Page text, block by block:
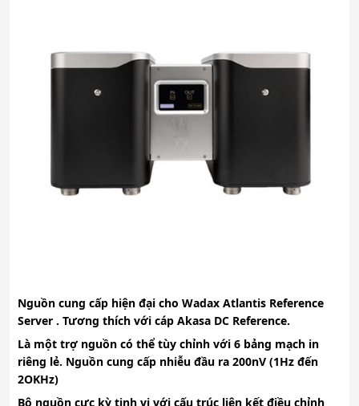
Nguồn cung cấp hiện đại cho Wadax Atlantis Reference
Server . Tương thích với cáp Akasa DC Reference.
Là một trợ nguồn có thể tùy chỉnh với 6 bảng mạch in
riêng lẻ. Nguồn cung cấp nhiễu đầu ra 200nV (1Hz đến
2OKHz)
Bộ nguồn cực kỳ tinh vi với cấu trúc liên kết điều chỉnh